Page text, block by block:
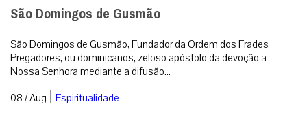
São Domingos de Gusmão
São Domingos de Gusmão, Fundador da Ordem dos Frades
Pregadores, ou dominicanos, zeloso apóstolo da devoção a
Nossa Senhora mediante a difusão...
08 / Aug | Espiritualidade